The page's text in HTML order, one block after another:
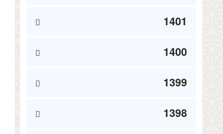
1401
1400
1399
1398